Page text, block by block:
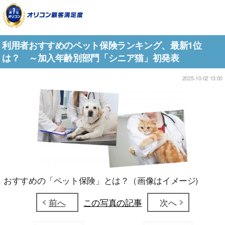
利用者おすすめのペット保険ランキング、最新1位
は？ ～加入年齢別部門「シニア猫」初発表
2025-10-02 13:00
おすすめの「ペット保険」とは？（画像はイメージ)
前へ
この写真の記事 次へ